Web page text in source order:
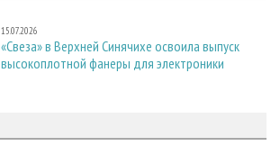
15.07.2026
«Свеза» в Верхней Синячихе освоила выпуск
высокоплотной фанеры для электроники